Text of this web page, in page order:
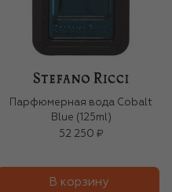
Парфюмерная вода Cobalt
Blue (125ml)
52 250 ₽
В корзину